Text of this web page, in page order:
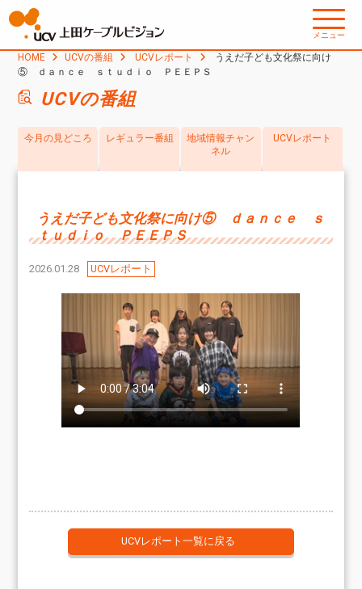
メニュー
HOME UCVの番組 UCVレポート
うえだ子ども文化祭に向け
⑤ ｄａｎｃｅ ｓｔｕｄｉｏ ＰＥＥＰＳ
UCVの番組
今月の見どころ レギュラー番組
地域情報チャン
ネル
UCVレポート
うえだ子ども文化祭に向け⑤ ｄａｎｃｅ ｓ
ｔｕｄｉｏ ＰＥＥＰＳ
2026.01.28 UCVレポート
UCVレポート一覧に戻る